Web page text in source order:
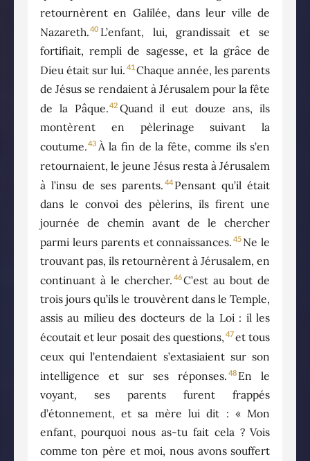
retournèrent en Galilée, dans leur ville de
Nazareth.40 L’enfant, lui, grandissait et se
fortifiait, rempli de sagesse, et la grâce de
Dieu était sur lui. 41 Chaque année, les parents
de Jésus se rendaient à Jérusalem pour la fête
de la Pâque.42 Quand il eut douze ans, ils
montèrent en pèlerinage suivant la
coutume.43 À la fin de la fête, comme ils s’en
retournaient, le jeune Jésus resta à Jérusalem
à l’insu de ses parents. 44 Pensant qu’il était
dans le convoi des pèlerins, ils firent une
journée de chemin avant de le chercher
parmi leurs parents et connaissances. 45 Ne le
trouvant pas, ils retournèrent à Jérusalem, en
continuant à le chercher. 46C’est au bout de
trois jours qu’ils le trouvèrent dans le Temple,
assis au milieu des docteurs de la Loi : il les
écoutait et leur posait des questions, 47et tous
ceux qui l’entendaient s’extasiaient sur son
intelligence et sur ses réponses. 48 En le
voyant, ses parents furent frappés
d’étonnement, et sa mère lui dit : « Mon
enfant, pourquoi nous as-tu fait cela ? Vois
comme ton père et moi, nous avons souffert